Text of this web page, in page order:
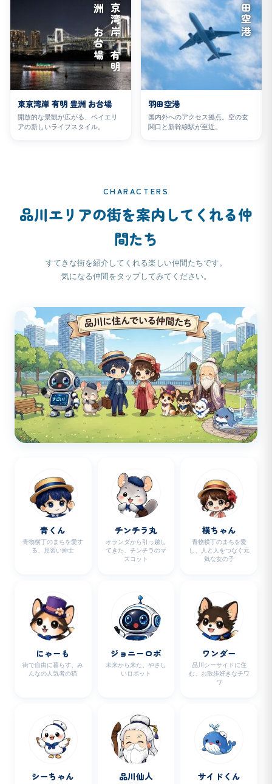
東
京
湾
岸
有
明
豊
洲
お
台
場
東京湾岸 有明 豊洲 お台場
開放的な景観が広がる、ベイエリ
アの新しいライフスタイル。
羽田空港
羽田空港
国内外へのアクセス拠点。空の玄
関口と新幹線駅が至近。
CHARACTERS
品川エリアの街を案内してくれる仲
間たち
すてきな街を紹介してくれる楽しい仲間たちです。
気になる仲間をタップしてみてください。
青くん
青物横丁のまちを愛す
る、見習い紳士
チンチラ丸
オランダから引っ越し
てきた、チンチラのマ
スコット
横ちゃん
青物横丁のまちを愛
し、人と人をつなぐ元
気な女の子
にゃーも
街で自由に暮らす、み
んなの人気者の猫
ジョニーロボ
未来から来た、やさし
いロボット
ワンダー
品川シーサイドに住
む、お散歩好きなチワ
ワ
シーちゃん 品川仙人 サイドくん